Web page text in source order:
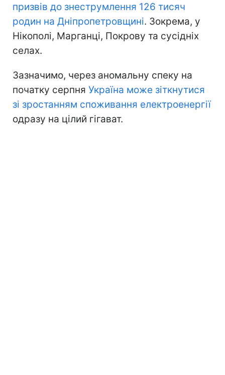
призвів до знеструмлення 126 тисяч
родин на Дніпропетровщині. Зокрема, у
Нікополі, Марганці, Покрову та сусідніх
селах.
Зазначимо, через аномальну спеку на
початку серпня Україна може зіткнутися
зі зростанням споживання електроенергії
одразу на цілий гігават.